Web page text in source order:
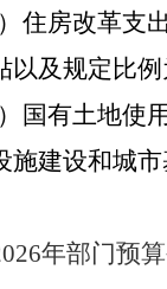
住房改革支
以及规定比
国有土地使
施建设和城
年部门预